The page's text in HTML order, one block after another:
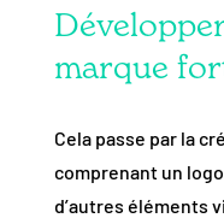
marque
Cela passe par la
comprenant un
d’autres éléments